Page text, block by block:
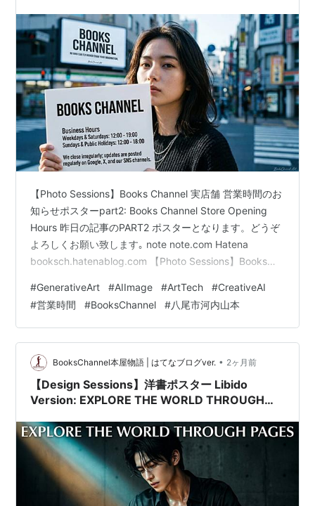
【Photo Sessions】Books Channel 実店舗 営業時間のお
知らせポスターpart2: Books Channel Store Opening
Hours 昨日の記事のPART2 ポスターとなります。どうぞ
よろしくお願い致します｡ note note.com Hatena
booksch.hatenablog.com 【Photo Sessions】Books
Books Channel Store Opening Hours 10枚 #AIArt
#GenerativeArt #DigitalArt #AI…
#GenerativeArt #AIImage #ArtTech #CreativeAI
#営業時間 #BooksChannel #八尾市河内山本
BooksChannel本屋物語 | はてなブログver. • 2ヶ月前
【Design Sessions】洋書ポスター Libido
Version: EXPLORE THE WORLD THROUGH